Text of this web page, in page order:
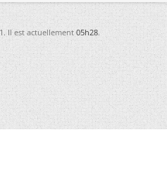
Il est actuellement05h28.